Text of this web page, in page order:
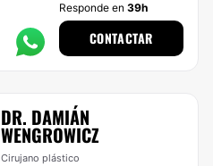
Responde en 39h
CONTACTAR
DR. DAMIÁN
WENGROWICZ
Cirujano plástico